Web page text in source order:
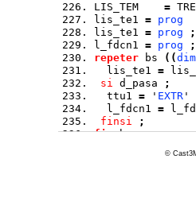
LIS_TEM =
lis_te1 = prog
lis_te1 = prog
;
l_fdcn1 = prog
;
repeter bs ( (
  lis_te1
=
si d_pasa
;
  ttu1
= ' EXTR '
  l_fdcn1
=
finsi
;
fin bs ;
* solution
©